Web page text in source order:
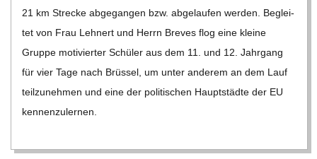
21 km Stre­cke abge­gan­gen bzw. abge­lau­fen wer­den. Beglei­
tet von Frau Leh­nert und Herrn Bre­ves flog eine kleine
Gruppe moti­vier­ter Schü­ler aus dem 11. und 12. Jahr­gang
für vier Tage nach Brüs­sel, um unter ande­rem an dem Lauf
teil­zu­neh­men und eine der poli­ti­schen Haupt­städte der EU
ken­nen­zu­ler­nen.